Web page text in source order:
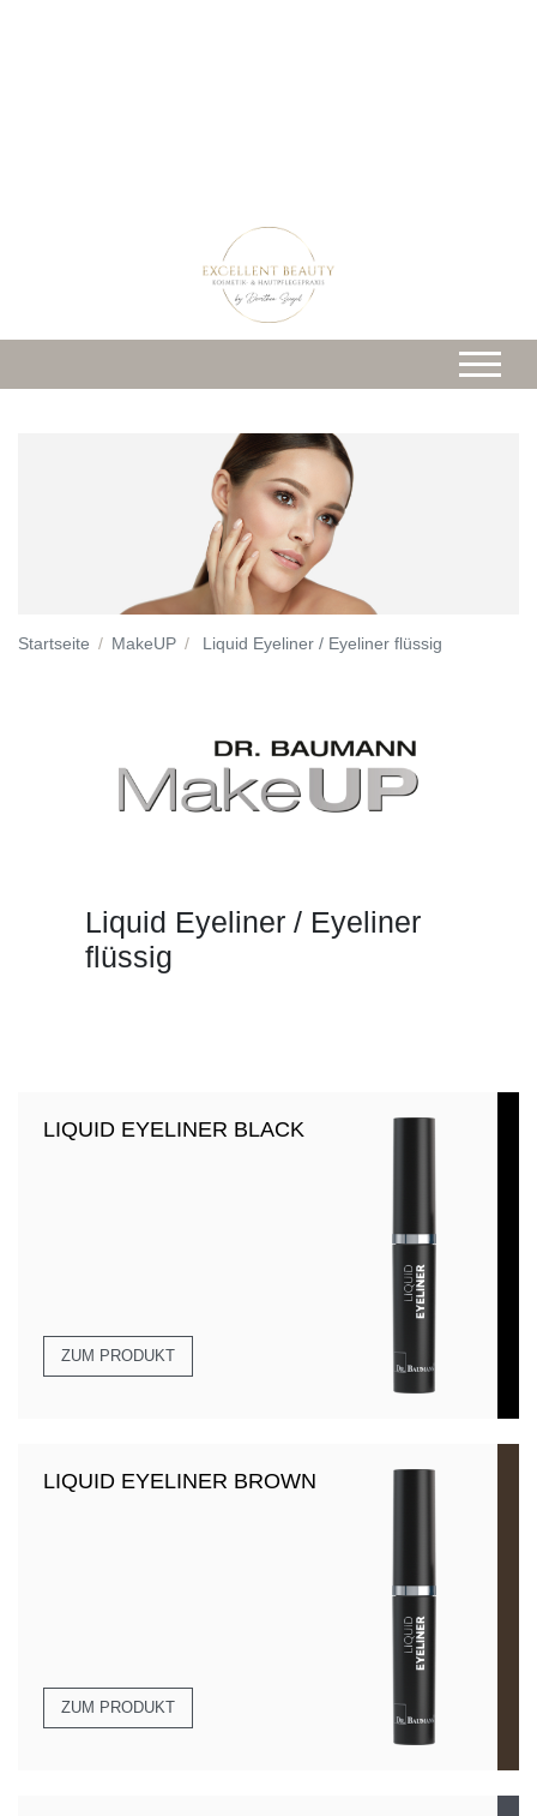
Startseite MakeUP Liquid Eyeliner / Eyeliner flüssig
Liquid Eyeliner / Eyeliner
flüssig
LIQUID EYELINER BLACK
ZUM PRODUKT
LIQUID EYELINER BROWN
ZUM PRODUKT